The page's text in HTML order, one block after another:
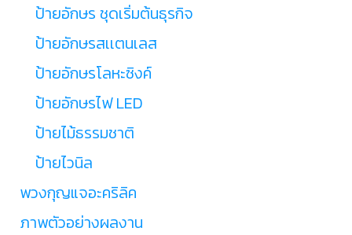
ป้ายอักษร ชุดเริ่มต้นธุรกิจ
ป้ายอักษรสเเตนเลส
ป้ายอักษรโลหะซิงค์
ป้ายอักษรไฟ LED
ป้ายไม้ธรรมชาติ
ป้ายไวนิล
พวงกุญแจอะคริลิค
ภาพตัวอย่างผลงาน